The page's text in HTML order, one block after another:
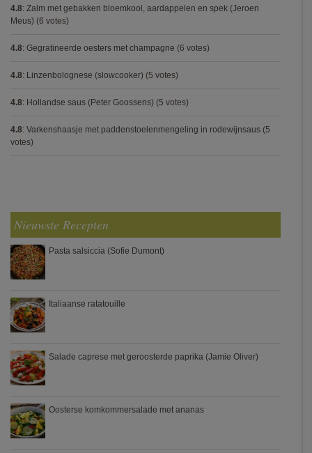
4.8: Zalm met gebakken bloemkool, aardappelen en spek (Jeroen
Meus) (6 votes)
4.8: Gegratineerde oesters met champagne (6 votes)
4.8: Linzenbolognese (slowcooker) (5 votes)
4.8: Hollandse saus (Peter Goossens) (5 votes)
4.8: Varkenshaasje met paddenstoelenmengeling in rodewijnsaus (5
votes)
Nieuwste Recepten
Pasta salsiccia (Sofie Dumont)
Italiaanse ratatouille
Salade caprese met geroosterde paprika (Jamie Oliver)
Oosterse komkommersalade met ananas